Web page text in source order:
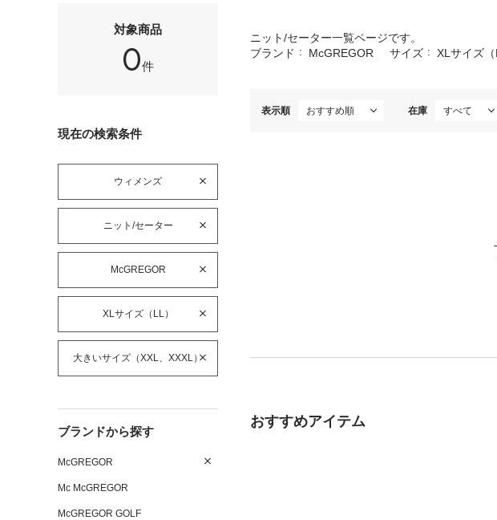
対象商品
0件
現在の検索条件
ウィメンズ
ニット/セーター
McGREGOR
XLサイズ（LL）
大きいサイズ（XXL、XXXL）
ブランドから探す
McGREGOR
Mc McGREGOR
McGREGOR GOLF
ニット/セーター一覧ページです。
ブランド
McGREGOR サイズ XLサイズ（
表示順 在庫
おすすめアイテム